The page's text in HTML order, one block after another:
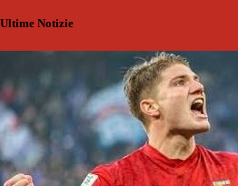
Ultime Notizie